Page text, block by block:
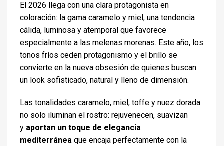
El 2026 llega con una clara protagonista en
coloración: la gama caramelo y miel, una tendencia
cálida, luminosa y atemporal que favorece
especialmente a las melenas morenas. Este año, los
tonos fríos ceden protagonismo y el brillo se
convierte en la nueva obsesión de quienes buscan
un look sofisticado, natural y lleno de dimensión.
Las tonalidades caramelo, miel, toffe y nuez dorada
no solo iluminan el rostro: rejuvenecen, suavizan
y aportan un toque de elegancia
mediterránea que encaja perfectamente con la